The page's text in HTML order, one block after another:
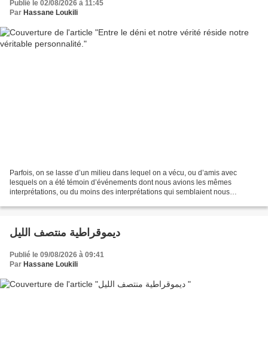
Publié le 02/08/2026 à 11:45
Par Hassane Loukili
Parfois, on se lasse d’un milieu dans lequel on a vécu, ou d’amis avec
lesquels on a été témoin d’événements dont nous avions les mêmes
interprétations, ou du moins des interprétations qui semblaient nous
Publié le 09/08/2026 à 09:41
Par Hassane Loukili